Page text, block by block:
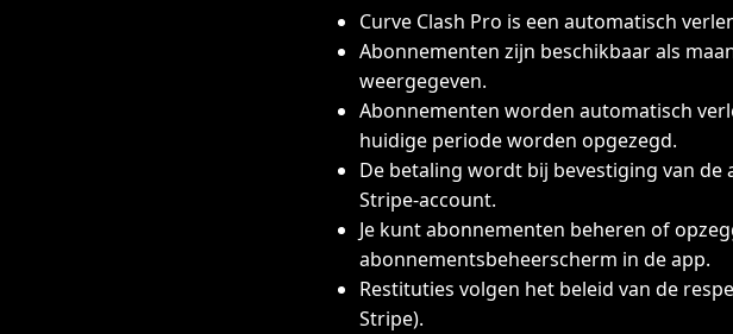
Curve Clash Pro is een automatisch
Abonnementen zijn beschikbaar als
weergegeven.
Abonnementen worden automatisch
huidige periode worden opgezegd.
De betaling wordt bij bevestiging van de
Stripe-account.
Je kunt abonnementen beheren of
abonnementsbeheerscherm in de app.
Restituties volgen het beleid van de
Stripe).